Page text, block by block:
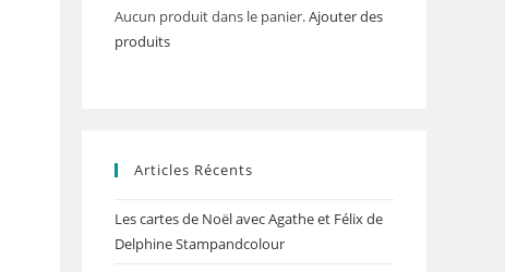
Aucun produit dans le panier.Ajouter des
produits
Articles Récents
Les cartes de Noël avec Agathe et Félix de
Delphine Stampandcolour